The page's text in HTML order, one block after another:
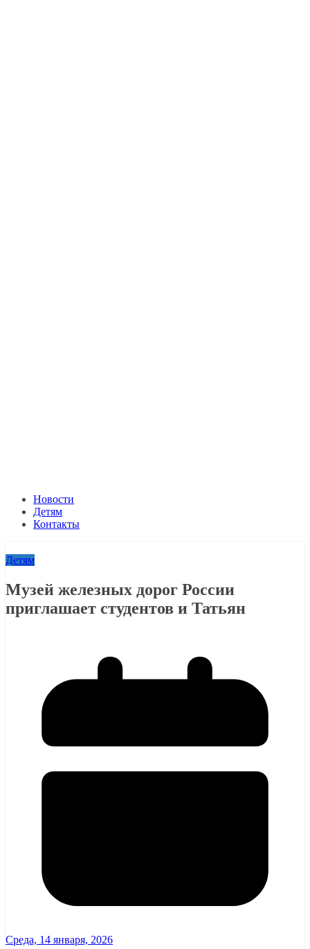
Новости
Детям
Контакты
Детям
Музей железных дорог России
приглашает студентов и Татьян
Среда, 14 января, 2026